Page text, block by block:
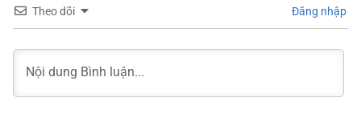
Theo dõi Đăng nhập